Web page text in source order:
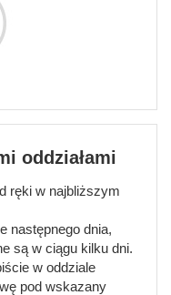
oddziałami
ręki w najbliższym
następnego dnia,
są w ciągu kilku dni.
w oddziale
pod wskazany